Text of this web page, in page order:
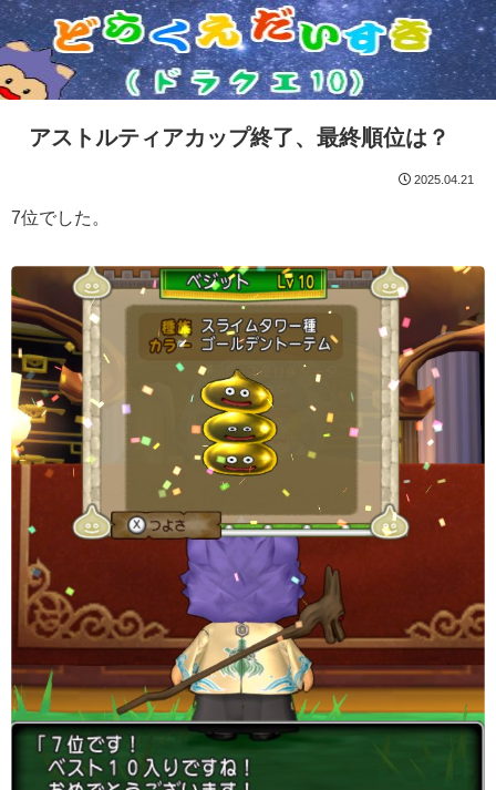
アストルティアカップ終了、最終順位は？
2025.04.21
7位でした。